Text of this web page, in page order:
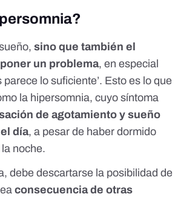
sino que también el
un problema, en especial
parece lo suficiente’. Esto es lo que
la hipersomnia, cuyo síntoma
de agotamiento y sueño
día, a pesar de haber dormido
noche.
debe descartarse la posibilidad de
consecuencia de otras